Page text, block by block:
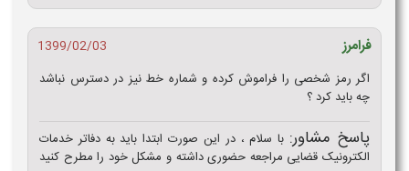
فرامرز
1399/02/03
اگر رمز شخصی را فراموش کرده و شماره خط نیز در دسترس نباشد
چه باید کرد ؟
پاسخ مشاور: با سلام ، در این صورت ابتدا باید به دفاتر خدمات
الکترونیک قضایی مراجعه حضوری داشته و مشکل خود را مطرح کنید